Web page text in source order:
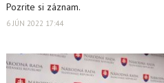
Pozrite si záznam.
6 JÚN 2022 17:44